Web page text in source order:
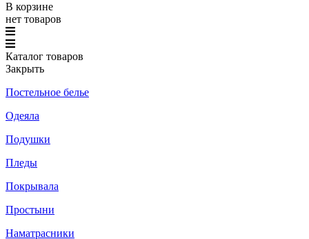
В корзине
нет товаров
Каталог товаров
Закрыть
Постельное белье
Одеяла
Подушки
Пледы
Покрывала
Простыни
Наматрасники